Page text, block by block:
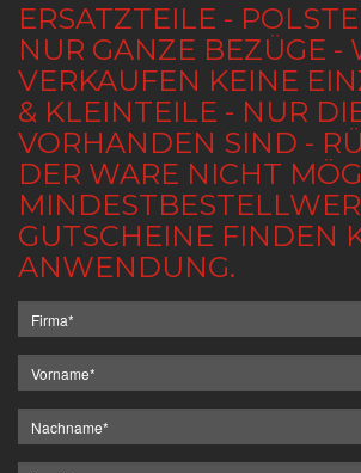
ERSATZTEILE -
NUR GANZE BEZÜGE -
VERKAUFEN KEINE
& KLEINTEILE - NUR
VORHANDEN SIND -
DER WARE NICHT
GUTSCHEINE FINDEN
ANWENDUNG.